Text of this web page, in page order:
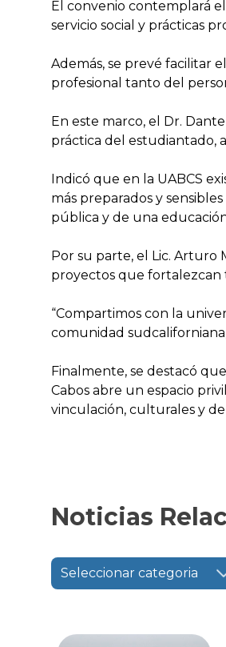
El convenio contemplará el
servicio social y prácticas
Además, se prevé facilitar
profesional tanto del
En este marco, el Dr.
práctica del estudiantado,
Indicó que en la UABCS
más preparados y
pública y de una
Por su parte, el Lic. Arturo
proyectos que fortalezcan
“Compartimos con la
comunidad
Finalmente, se destacó
Cabos abre un espacio
vinculación, culturales y
Noticias
Seleccionar categoria